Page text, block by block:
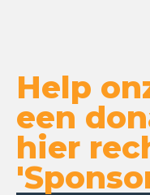
Help
een
hier